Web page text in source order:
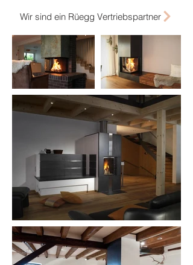
Wir sind ein Rüegg Vertriebspartner